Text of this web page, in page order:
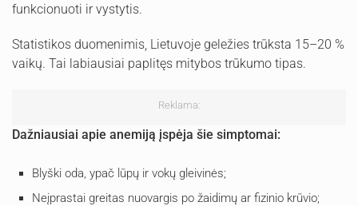
funkcionuoti ir vystytis.
Statistikos duomenimis, Lietuvoje geležies trūksta 15–20 %
vaikų. Tai labiausiai paplitęs mitybos trūkumo tipas.
Reklama:
Dažniausiai apie anemiją įspėja šie simptomai:
Blyški oda, ypač lūpų ir vokų gleivinės;
Neįprastai greitas nuovargis po žaidimų ar fizinio krūvio;